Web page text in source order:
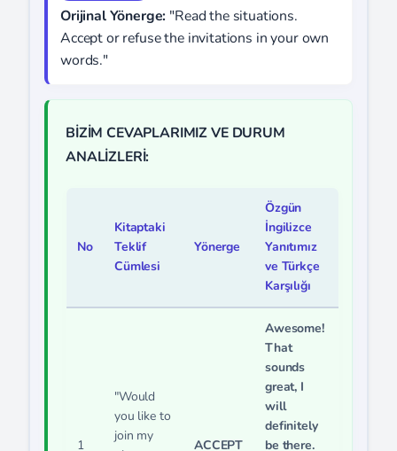
Orijinal Yönerge: "Read the situations.
Accept or refuse the invitations in your own
words."
BİZİM CEVAPLARIMIZ VE DURUM
ANALİZLERİ:
No
Kitaptaki
Teklif
Cümlesi
Yönerge
Özgün
İngilizce
Yanıtımız
ve Türkçe
Karşılığı
1
"Would
you like to
join my
ACCEPT
Awesome!
That
sounds
great, I
will
definitely
be there.